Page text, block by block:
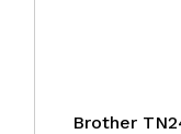
Brother